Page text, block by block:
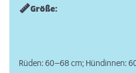
Größe:
Rüden: 60–68 cm; Hündinnen: